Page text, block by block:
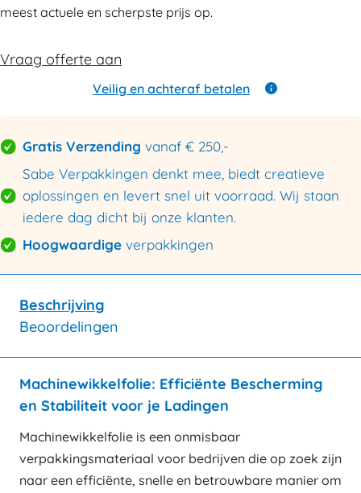
meest actuele en scherpste prijs op.
Vraag offerte aan
Veilig en achteraf betalen
Gratis Verzending vanaf € 250,-
Sabe Verpakkingen denkt mee, biedt creatieve
oplossingen en levert snel uit voorraad. Wij staan
iedere dag dicht bij onze klanten.
Hoogwaardige verpakkingen
Beschrijving
Beoordelingen
Machinewikkelfolie: Efficiënte Bescherming
en Stabiliteit voor je Ladingen
Machinewikkelfolie is een onmisbaar
verpakkingsmateriaal voor bedrijven die op zoek zijn
naar een efficiënte, snelle en betrouwbare manier om